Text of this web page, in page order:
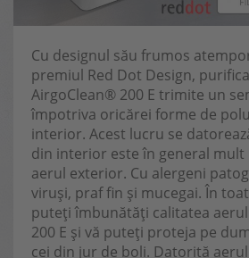
Cu designul său frumos
premiul Red Dot Design,
AirgoClean® 200 E trimite un
împotriva oricărei forme de
interior. Acest lucru se
din interior este în general
aerul exterior. Cu alergeni
viruși, praf fin și mucegai. În
puteți îmbunătăți calitatea
200 E și vă puteți proteja pe
cei din jur de boli. Datorită